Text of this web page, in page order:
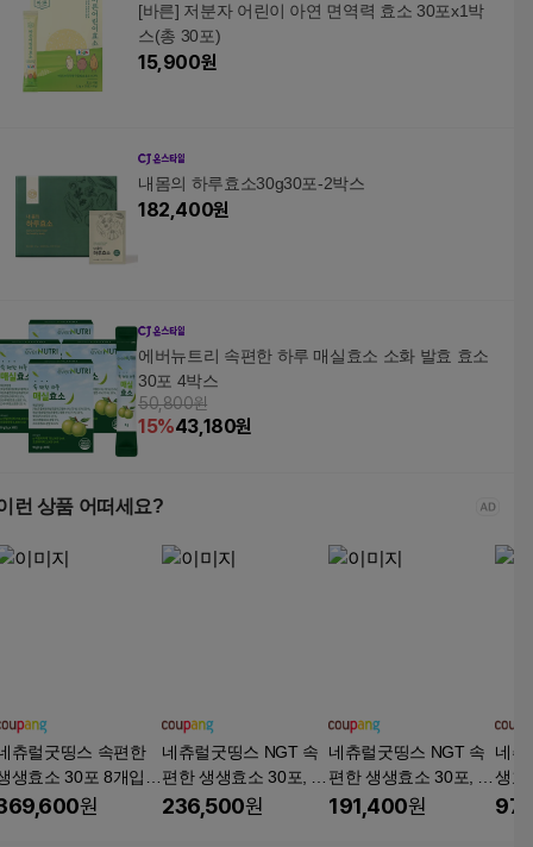
[바른] 저분자 어린이 아연 면역력 효소 30포x1박
스(총 30포)
15,900원
내몸의 하루효소30g30포-2박스
182,400원
에버뉴트리 속편한 하루 매실효소 소화 발효 효소
30포 4박스
50,800원
15%43,180원
런 상품 어떠세요?
츄럴굿띵스 속편한
생효소 30포 8개입
물박스, 90g, 8박스
원
네츄럴굿띵스 NGT 속
편한 생생효소 30포, 9
0g, 5박스
236,500원
네츄럴굿띵스 NGT 속
편한 생생효소 30포, 9
0g, 4박스
191,400원
네츄
생효
박스